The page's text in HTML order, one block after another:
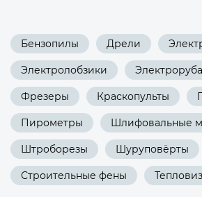
Бензопилы Дрели
Электролобзики
Фрезеры Краскопульты
Пирометры Шлифовальные
Штроборезы Шуруповёрты
Строительные фены